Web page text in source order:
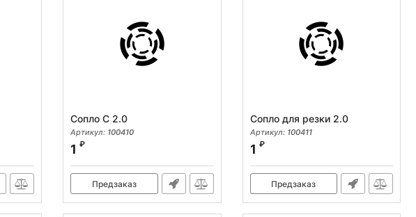
Сопло C 2.0
Артикул: 100410
1 ₽
Предзаказ
Сопло для резки 2.0
Артикул: 100411
1 ₽
Предзаказ